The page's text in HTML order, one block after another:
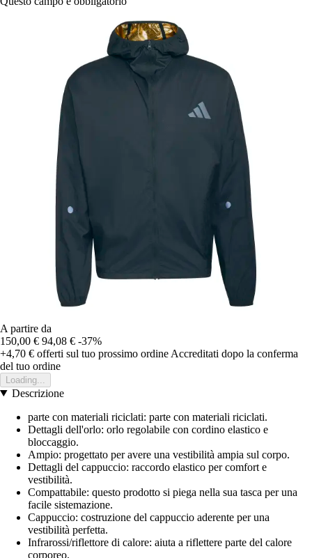
A partire da
150,00 € 94,08 € -37%
+4,70 € offerti sul tuo prossimo ordine Accreditati dopo la conferma
del tuo ordine
Loading...
Descrizione
parte con materiali riciclati: parte con materiali riciclati.
Dettagli dell'orlo: orlo regolabile con cordino elastico e
bloccaggio.
Ampio: progettato per avere una vestibilità ampia sul corpo.
Dettagli del cappuccio: raccordo elastico per comfort e
vestibilità.
Compattabile: questo prodotto si piega nella sua tasca per una
facile sistemazione.
Cappuccio: costruzione del cappuccio aderente per una
vestibilità perfetta.
Infrarossi/riflettore di calore: aiuta a riflettere parte del calore
corporeo.